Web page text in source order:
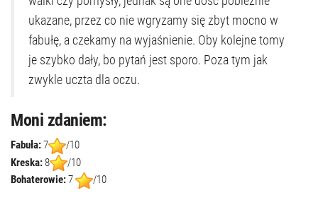
ukazane, przez co nie wgryzamy się zbyt mocno w
fabułę, a czekamy na wyjaśnienie. Oby kolejne tomy
je szybko dały, bo pytań jest sporo. Poza tym jak
zwykle uczta dla oczu.
Moni zdaniem:
Fabuła:7
/10
Kreska:8
/10
Bohaterowie:7 /10